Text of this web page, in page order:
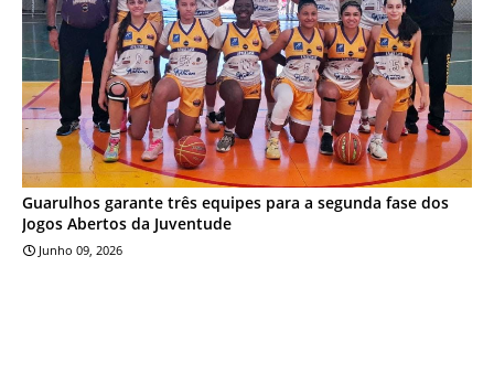
Guarulhos garante três equipes para a segunda fase dos
Jogos Abertos da Juventude
Junho 09, 2026